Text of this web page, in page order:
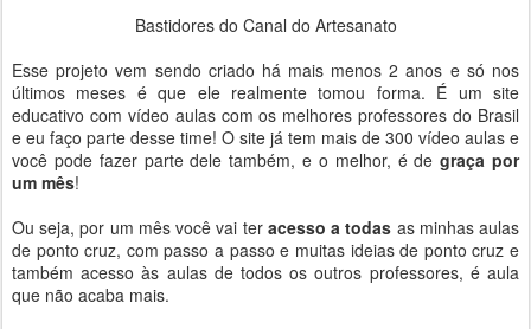
Bastidores do Canal do Artesanato
Esse projeto vem sendo criado há mais menos 2 anos e só nos
últimos meses é que ele realmente tomou forma. É um site
educativo com vídeo aulas com os melhores professores do Brasil
e eu faço parte desse time! O site já tem mais de 300 vídeo aulas e
você pode fazer parte dele também, e o melhor, é degraça por
um mês!
Ou seja, por um mês você vai ter acesso a todas as minhas aulas
de ponto cruz, com passo a passo e muitas ideias de ponto cruz e
também acesso às aulas de todos os outros professores, é aula
que não acaba mais.